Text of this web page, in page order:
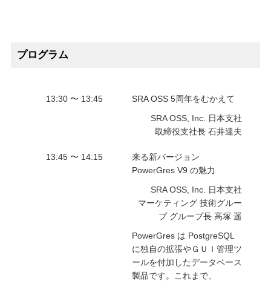
プログラム
13:30 〜 13:45
SRA OSS 5周年をむかえて
SRA OSS, Inc. 日本支社
取締役支社長 石井達夫
13:45 〜 14:15
来る新バージョン
PowerGres V9 の魅力
SRA OSS, Inc. 日本支社
マーケティング 技術グルー
プ グループ長 高塚 遥
PowerGres は PostgreSQL
に独自の拡張やＧＵＩ管理ツ
ールを付加したデータベース
製品です。これまで、